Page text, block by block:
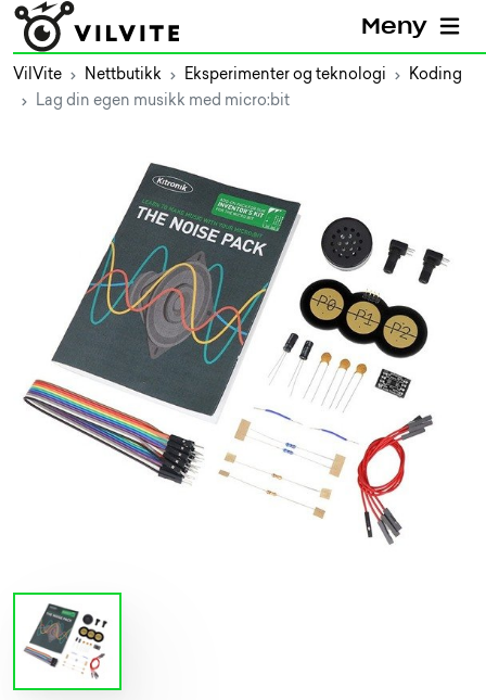
Meny
VilVite Nettbutikk Eksperimenter og teknologi
Koding
Lag din egen musikk med micro:bit